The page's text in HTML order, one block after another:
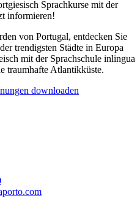
Sprachkurse mit der
informieren!
von Portugal, entdecken Sie
trendigsten Städte in Europa
mit der Sprachschule inlingua
traumhafte Atlantikküste.
downloaden